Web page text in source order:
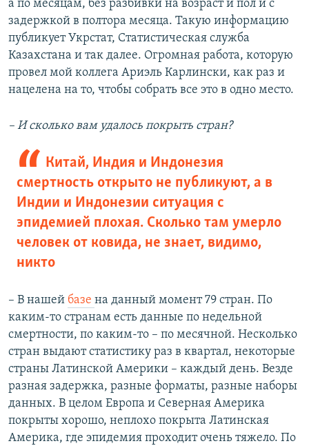
а по месяцам, без разбивки на возраст и пол и с
задержкой в полтора месяца. Такую информацию
публикует Укрстат, Статистическая служба
Казахстана и так далее. Огромная работа, которую
провел мой коллега Ариэль Карлински, как раз и
нацелена на то, чтобы собрать все это в одно место.
– И сколько вам удалось покрыть стран?
Китай, Индия и Индонезия
смертность открыто не публикуют, а в
Индии и Индонезии ситуация с
эпидемией плохая. Сколько там умерло
человек от ковида, не знает, видимо,
никто
– В нашей базе на данный момент 79 стран. По
каким-то странам есть данные по недельной
смертности, по каким-то – по месячной. Несколько
стран выдают статистику раз в квартал, некоторые
страны Латинской Америки – каждый день. Везде
разная задержка, разные форматы, разные наборы
данных. В целом Европа и Северная Америка
покрыты хорошо, неплохо покрыта Латинская
Америка, где эпидемия проходит очень тяжело. По